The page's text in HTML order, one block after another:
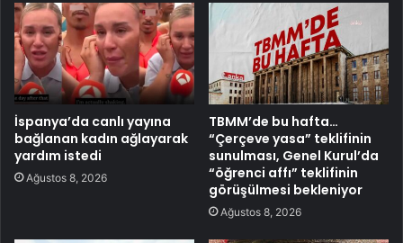
İspanya’da canlı yayına
bağlanan kadın ağlayarak
yardım istedi
Ağustos 8, 2026
TBMM’de bu hafta…
“Çerçeve yasa” teklifinin
sunulması, Genel Kurul’da
“öğrenci affı” teklifinin
görüşülmesi bekleniyor
Ağustos 8, 2026